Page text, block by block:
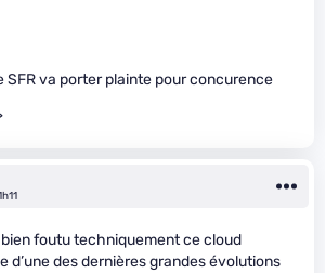
SFR va porter plainte pour concurence
bien foutu techniquement ce cloud
d’une des dernières grandes évolutions